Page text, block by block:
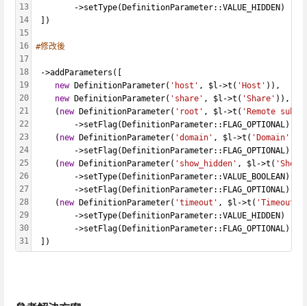
13
14
15
16
17
18
19
20
21
22
23
24
25
26
27
28
29
30
31
		->setType(DefinitionParameter::VALUE_HIDDEN)
])
#修改後
->addParameters([
new DefinitionParameter( 'host' , $l->t( 'Host' )),
new DefinitionParameter( 'share' , $l->t( 'Share' )),
	(
new DefinitionParameter( 'root' , $l->t( 'Remote
		->setFlag(DefinitionParameter::FLAG_OPTIONAL),
	(
new DefinitionParameter( 'domain' , $l->t( 'Domain'
		->setFlag(DefinitionParameter::FLAG_OPTIONAL),
	(
new DefinitionParameter( 'show_hidden' , $l->t(
		->setType(DefinitionParameter::VALUE_BOOLEAN)
		->setFlag(DefinitionParameter::FLAG_OPTIONAL),
	(
new DefinitionParameter( 'timeout' , $l->t( 'Timeout'
		->setType(DefinitionParameter::VALUE_HIDDEN)
        ->setFlag(DefinitionParameter::FLAG_OPTIONAL),
])